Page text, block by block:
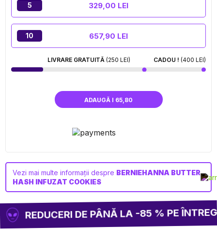
5 329,00 LEI
10 657,90 LEI
LIVRARE GRATUITĂ(250 LEI) CADOU ! (400 LEI)
ADAUGĂ I 65,80
Vezi mai multe informații despre BERNIEHANNA BUTTER
HASH INFUZAT COOKIES
REDUCERI DE PÂNĂ LA -85 % PE ÎNTREG